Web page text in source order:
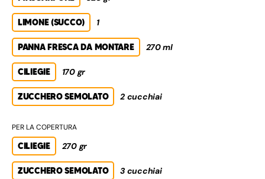
LIMONE (SUCCO) 1
PANNA FRESCA DA MONTARE 270 ml
CILIEGIE 170 gr
ZUCCHERO SEMOLATO 2 cucchiai
PER LA COPERTURA
CILIEGIE 270 gr
ZUCCHERO SEMOLATO 3 cucchiai